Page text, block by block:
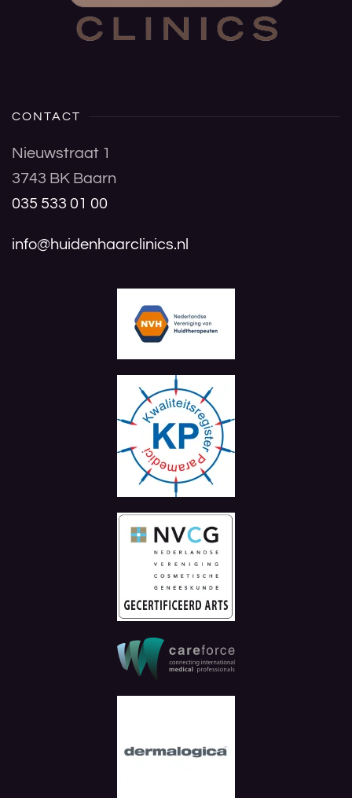
CONTACT
Nieuwstraat 1
3743 BK Baarn
035 533 01 00
info@huidenhaarclinics.nl